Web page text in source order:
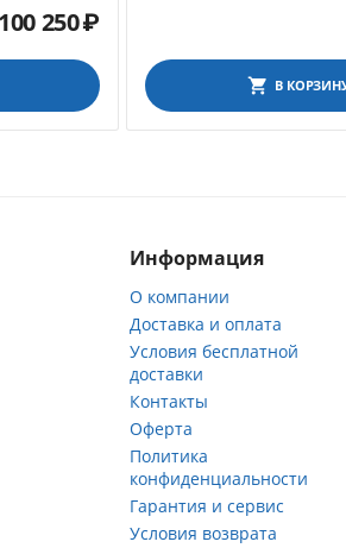
100 250₽
В
Информация
О компании
Доставка и оплата
Условия бесплатной
доставки
Контакты
Оферта
Политика
конфиденциальности
Гарантия и сервис
Условия возврата